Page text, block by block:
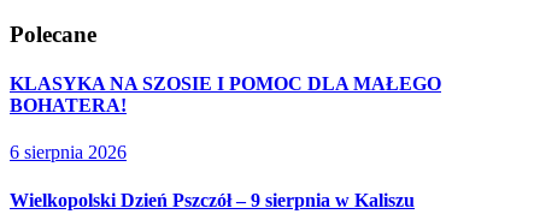
Polecane
KLASYKA NA SZOSIE I POMOC DLA MAŁEGO
BOHATERA!
6 sierpnia 2026
Wielkopolski Dzień Pszczół – 9 sierpnia w Kaliszu